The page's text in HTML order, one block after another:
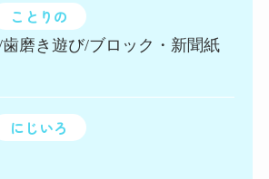
ことりの
磨き遊び/ブロック・新聞紙
にじいろ